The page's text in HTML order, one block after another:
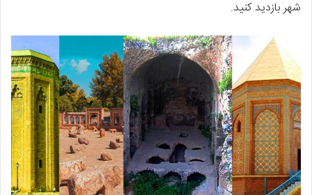
شهر بازدید کنید.